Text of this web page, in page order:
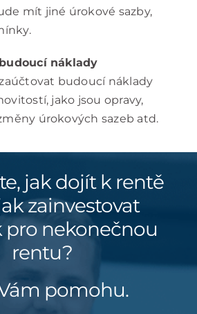
mít jiné úrokové sazby,
náklady
budoucí náklady
jako jsou opravy,
úrokových sazeb atd.
jak dojít k rentě
zainvestovat
pro nekonečnou
rentu?
pomohu.